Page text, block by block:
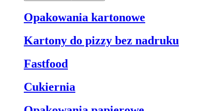
Opakowania kartonowe
Kartony do pizzy bez nadruku
Fastfood
Cukiernia